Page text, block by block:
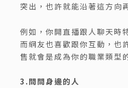
突出，也許就能沿著這方向
例如，你開直播跟人聊天時
而網友也喜歡跟你互動，也
售就會是成為你的職業類型
3.問問身邊的人